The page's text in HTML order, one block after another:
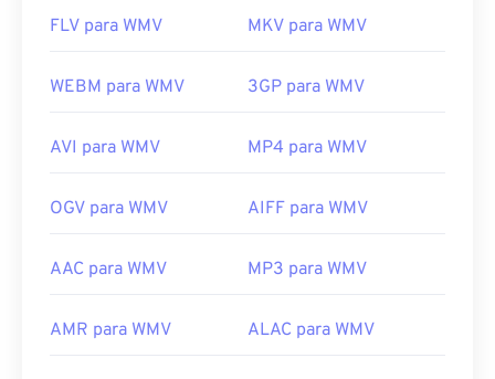
FLV para WMV MKV para WMV
WEBM para WMV 3GP para WMV
AVI para WMV MP4 para WMV
OGV para WMV AIFF para WMV
AAC para WMV MP3 para WMV
AMR para WMV ALAC para WMV